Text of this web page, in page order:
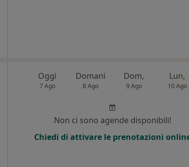
Oggi
7 Ago
Domani
8 Ago
Dom,
9 Ago
Lun,
10 Ago
Non ci sono agende disponibili!
Chiedi di attivare le prenotazioni